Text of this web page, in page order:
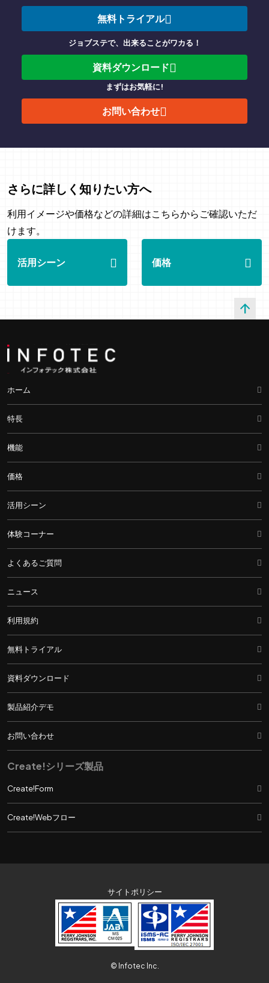
無料トライアル
ジョブステで、出来ることがワカる！
資料ダウンロード
まずはお気軽に!
お問い合わせ
さらに詳しく知りたい方へ
利用イメージや価格などの詳細はこちらからご確認いただ
けます。
活用シーン 価格
arrow_upward
ホーム
特長
機能
価格
活用シーン
体験コーナー
よくあるご質問
ニュース
利用規約
無料トライアル
資料ダウンロード
製品紹介デモ
お問い合わせ
Create!シリーズ製品
Create!Form
Create!Webフロー
サイトポリシー
© Infotec Inc.